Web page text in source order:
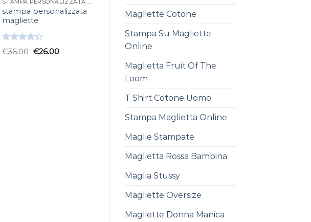
Magliette Cotone
Stampa Su Magliette
Online
Maglietta Fruit Of The
Loom
T Shirt Cotone Uomo
Stampa Maglietta Online
Maglie Stampate
Maglietta Rossa Bambina
Maglia Stussy
Magliette Oversize
Magliette Donna Manica
STAMPA PERSONALIZZATA MAGLIETTE
stampa personalizzata
magliette
Valutato
4.33su 5
€36.00 €26.00